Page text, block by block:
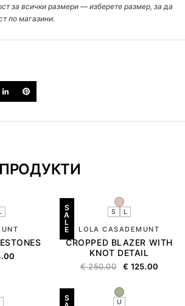
за всички размери — изберете размер, за да
по магазини.
S
A
L
E
S L
LOLA CASADEMUNT
CROPPED BLAZER WITH
KNOT DETAIL
€250.00 € 125.00
S
U